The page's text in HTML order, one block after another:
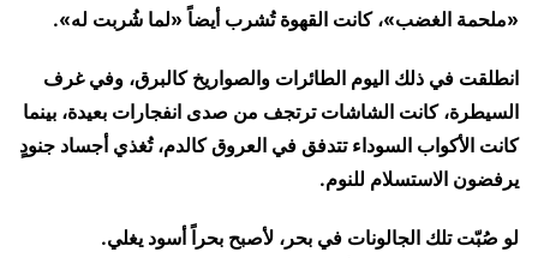
«ملحمة الغضب»، كانت القهوة تُشرب أيضاً «لما شُربت له».
انطلقت في ذلك اليوم الطائرات والصواريخ كالبرق، وفي غرف
السيطرة، كانت الشاشات ترتجف من صدى انفجارات بعيدة، بينما
كانت الأكواب السوداء تتدفق في العروق كالدم، تُغذي أجساد جنودٍ
يرفضون الاستسلام للنوم.
​لو صُبّت تلك الجالونات في بحر، لأصبح بحراً أسود يغلي.